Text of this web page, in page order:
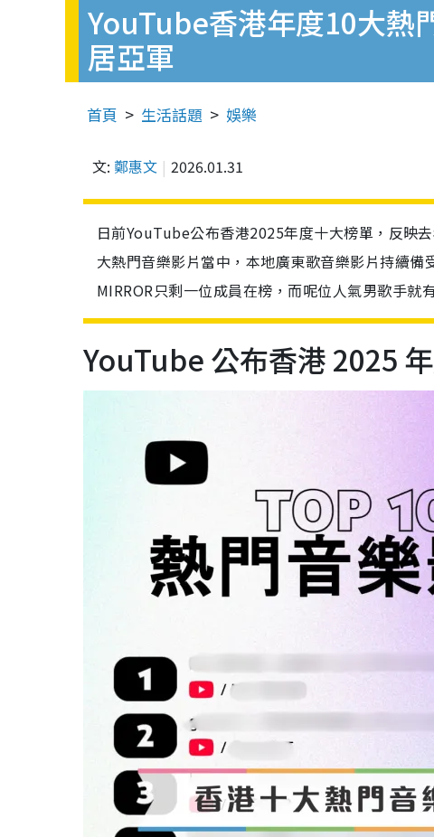
YouTube香港年度10大熱
居亞軍
首頁 生活話題 娛樂
文: 鄭惠文 2026.01.31
日前YouTube公布香港2025年度十大榜單，反映
大熱門音樂影片當中，本地廣東歌音樂影片持續
MIRROR只剩一位成員在榜，而呢位人氣男歌手就
YouTube 公布香港 2025